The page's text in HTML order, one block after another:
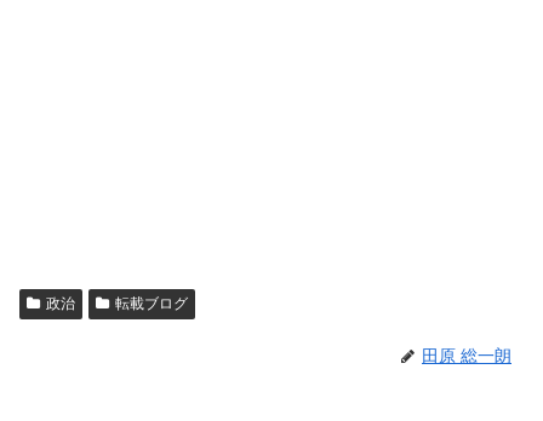
政治 転載ブログ
田原 総一朗